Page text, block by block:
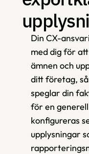
Din CX-
med dig för
ämnen och
ditt företag,
speglar din
för en
konfigureras
upplysningar